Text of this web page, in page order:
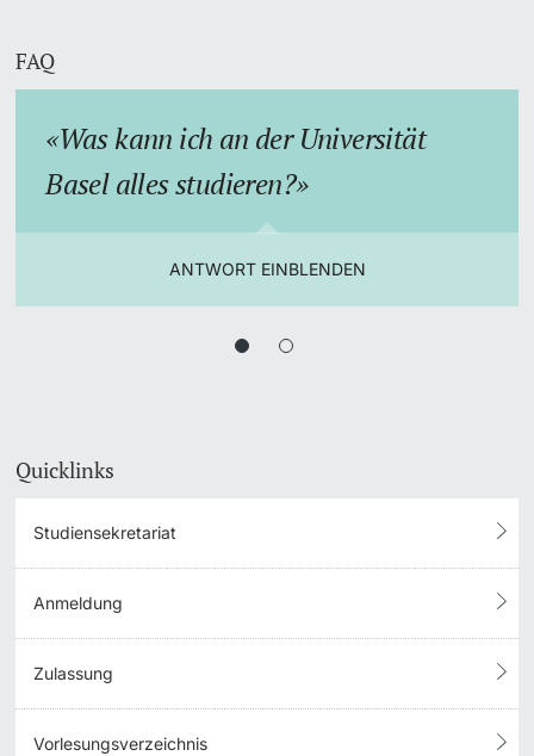
FAQ
Was kann ich an der Universität
Basel alles studieren?
ANTWORT EINBLENDEN
Quicklinks
Studiensekretariat
Anmeldung
Zulassung
Vorlesungsverzeichnis